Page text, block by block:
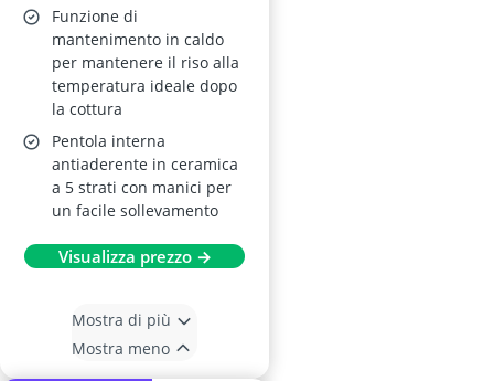
Funzione di
mantenimento in caldo
per mantenere il riso alla
temperatura ideale dopo
la cottura
Pentola interna
antiaderente in ceramica
a 5 strati con manici per
un facile sollevamento
Visualizza prezzo →
Mostra di più
Mostra meno